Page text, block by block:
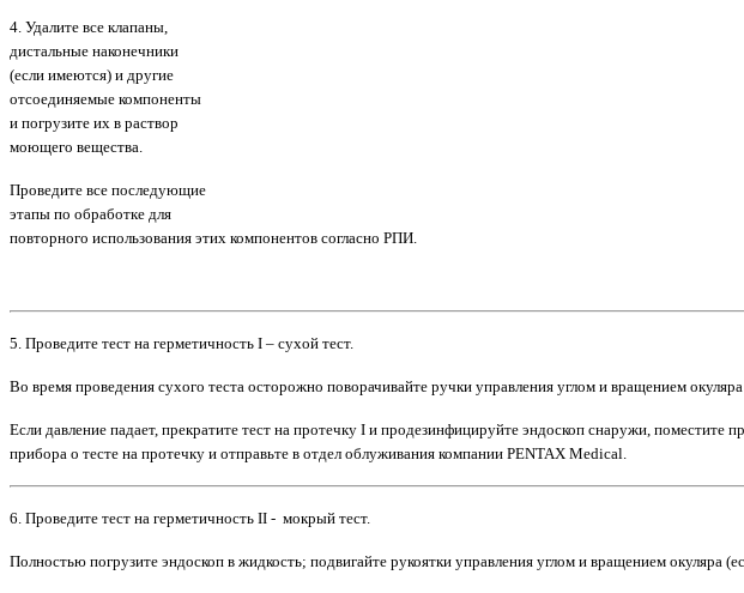
4. Удалите все клапаны,
дистальные наконечники
(если имеются) и другие
отсоединяемые компоненты
и погрузите их в раствор
моющего вещества.
Проведите все последующие
этапы по обработке для
повторного использования этих компонентов согласно РПИ.
5. Проведите тест на герметичность I – сухой тест.
Во время проведения сухого теста осторожно поворачивайте ручки управления углом и вращением
Если давление падает, прекратите тест на протечку I и продезинфицируйте эндоскоп снаружи,
прибора о тесте на протечку и отправьте в отдел облуживания компании PENTAX Medical.
6. Проведите тест на герметичность II - мокрый тест.
Полностью погрузите эндоскоп в жидкость; подвигайте рукоятки управления углом и вращением окуляра